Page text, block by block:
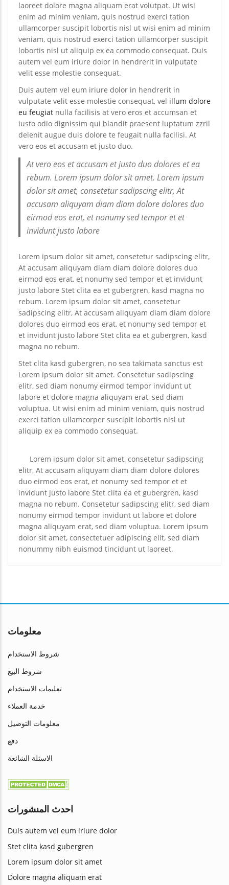
laoreet dolore magna aliquam erat volutpat. Ut wisi
enim ad minim veniam, quis nostrud exerci tation
ullamcorper suscipit lobortis nisl ut wisi enim ad minim
veniam, quis nostrud exerci tation ullamcorper suscipit
lobortis nisl ut aliquip ex ea commodo consequat. Duis
autem vel eum iriure dolor in hendrerit in vulputate
velit esse molestie consequat.
Duis autem vel eum iriure dolor in hendrerit in
vulputate velit esse molestie consequat, vel illum dolore
eu feugiat nulla facilisis at vero eros et accumsan et
iusto odio dignissim qui blandit praesent luptatum zzril
delenit augue duis dolore te feugait nulla facilisi. At
vero eos et accusam et justo duo.
At vero eos et accusam et justo duo dolores et ea
rebum. Lorem ipsum dolor sit amet. Lorem ipsum
dolor sit amet, consetetur sadipscing elitr, At
accusam aliquyam diam diam dolore dolores duo
eirmod eos erat, et nonumy sed tempor et et
invidunt justo labore
Lorem ipsum dolor sit amet, consetetur sadipscing elitr,
At accusam aliquyam diam diam dolore dolores duo
eirmod eos erat, et nonumy sed tempor et et invidunt
justo labore Stet clita ea et gubergren, kasd magna no
rebum. Lorem ipsum dolor sit amet, consetetur
sadipscing elitr, At accusam aliquyam diam diam dolore
dolores duo eirmod eos erat, et nonumy sed tempor et
et invidunt justo labore Stet clita ea et gubergren, kasd
magna no rebum.
Stet clita kasd gubergren, no sea takimata sanctus est
Lorem ipsum dolor sit amet. Consetetur sadipscing
elitr, sed diam nonumy eirmod tempor invidunt ut
labore et dolore magna aliquyam erat, sed diam
voluptua. Ut wisi enim ad minim veniam, quis nostrud
exerci tation ullamcorper suscipit lobortis nisl ut
aliquip ex ea commodo consequat.
Lorem ipsum dolor sit amet, consetetur sadipscing
elitr, At accusam aliquyam diam diam dolore dolores
duo eirmod eos erat, et nonumy sed tempor et et
invidunt justo labore Stet clita ea et gubergren, kasd
magna no rebum. Consetetur sadipscing elitr, sed diam
nonumy eirmod tempor invidunt ut labore et dolore
magna aliquyam erat, sed diam voluptua. Lorem ipsum
dolor sit amet, consectetuer adipiscing elit, sed diam
nonummy nibh euismod tincidunt ut laoreet.
معلومات
شروط الاستخدام
شروط البيع
تعليمات الاستخدام
خدمة العملاء
معلومات التوصيل
دفع
الاسئلة الشائعة
احدث المنشورات
Duis autem vel eum iriure dolor
Stet clita kasd gubergren
Lorem ipsum dolor sit amet
Dolore magna aliquam erat